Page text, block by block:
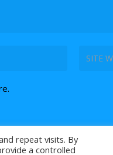
repeat visits. By
a controlled